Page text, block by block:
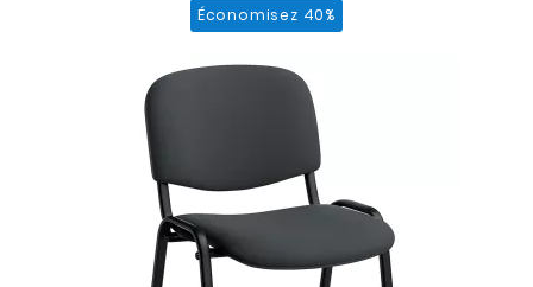
Économisez 40%